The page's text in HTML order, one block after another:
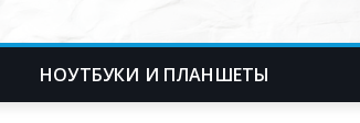
НОУТБУКИ И ПЛАНШЕТЫ